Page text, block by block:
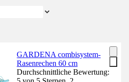
GARDENA combisystem-
Rasenrechen 60 cm
Durchschnittliche Bewertung: